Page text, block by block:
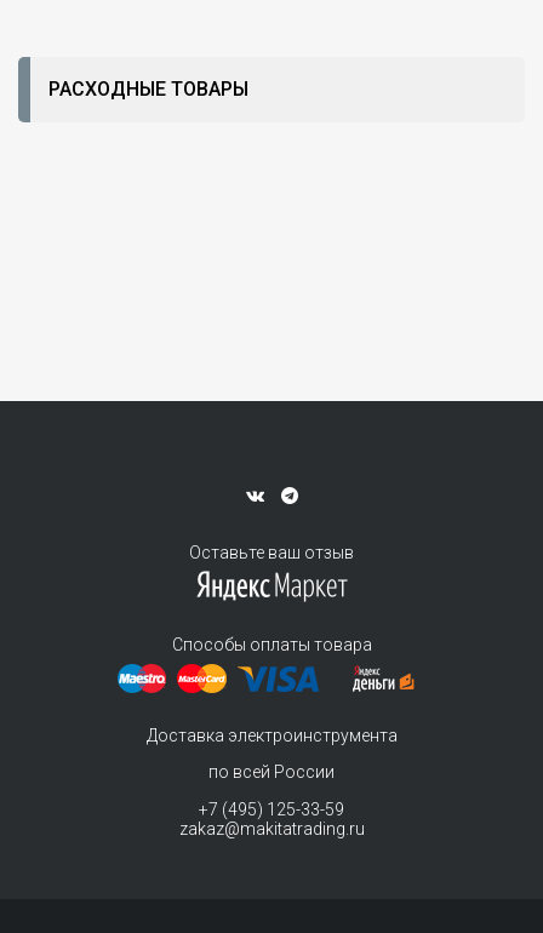
РАСХОДНЫЕ ТОВАРЫ
Оставьте ваш отзыв
Способы оплаты товара
Доставка электроинструмента
по всей России
+7 (495) 125-33-59
zakaz@makitatrading.ru